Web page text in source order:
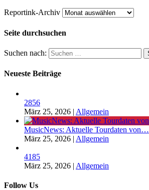
Reportink-Archiv
Seite durchsuchen
Suchen nach:
Neueste Beiträge
2856
März 25, 2026 | Allgemein
MusicNews: Aktuelle Tourdaten von…
März 25, 2026 | Allgemein
4185
März 25, 2026 | Allgemein
Follow Us